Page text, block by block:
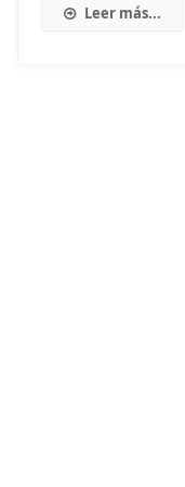
Leer más...